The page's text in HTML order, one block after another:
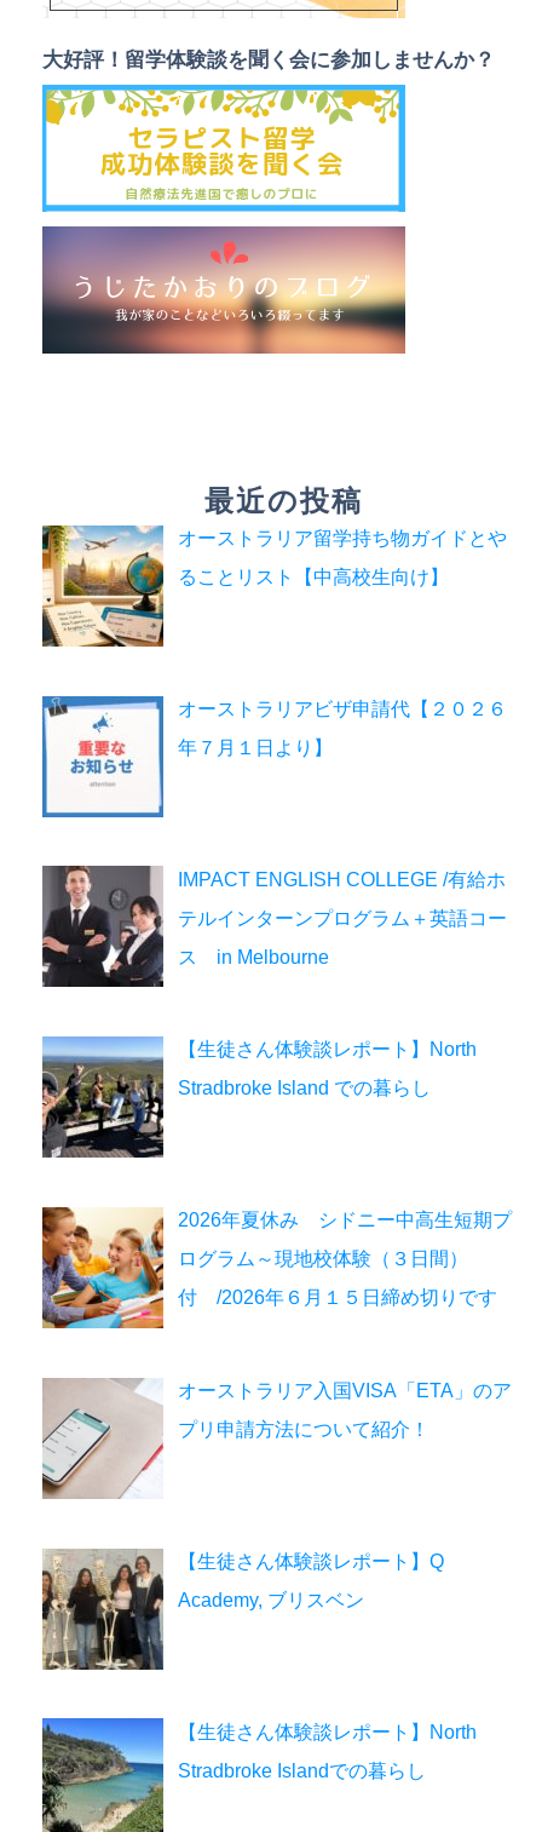
大好評！留学体験談を聞く会に参加しませんか？
最近の投稿
オーストラリア留学持ち物ガイドとや
ることリスト【中高校生向け】
オーストラリアビザ申請代【２０２６
年７月１日より】
IMPACT ENGLISH COLLEGE /有給ホ
テルインターンプログラム＋英語コー
ス in Melbourne
【生徒さん体験談レポート】North
Stradbroke Island での暮らし
2026年夏休み シドニー中高生短期プ
ログラム～現地校体験（３日間）
付 /2026年６月１５日締め切りです
オーストラリア入国VISA「ETA」のア
プリ申請方法について紹介！
【生徒さん体験談レポート】Q
Academy, ブリスベン
【生徒さん体験談レポート】North
Stradbroke Islandでの暮らし